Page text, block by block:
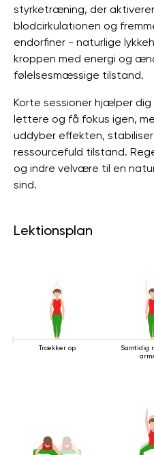
styrketræning, der
blodcirkulationen og
endorfiner - naturlige
kroppen med energi og
følelsesmæssige tilstand.
Korte sessioner hjælper
lettere og få fokus igen,
uddyber effekten,
ressourcefuld tilstand.
og indre velvære til en
sind.
Lektionsplan
Trækker op
Samtidig